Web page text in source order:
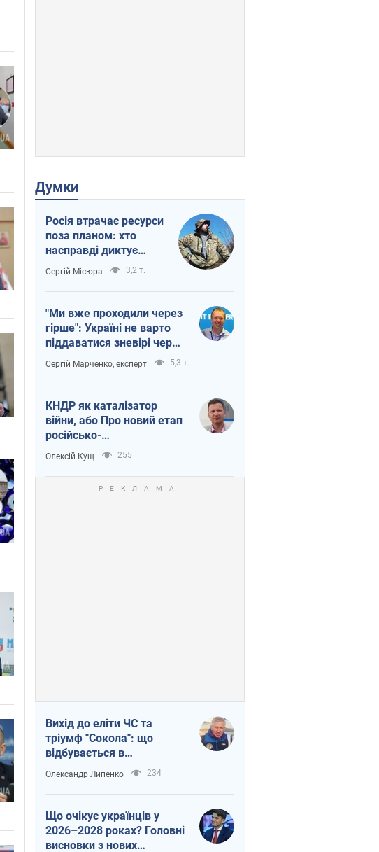
Думки
Росія втрачає ресурси
поза планом: хто
насправді диктує
темп війни
Сергій Місюра 3,2 т.
"Ми вже проходили через
гірше": Україні не варто
піддаватися зневірі через
ракетний терор
Сергій Марченко, експерт 5,3 т.
КНДР як каталізатор
війни, або Про новий етап
російсько-
північнокорейського
Олексій Кущ 255
Вихід до еліти ЧС та
тріумф "Сокола": що
відбувається в
українському хокеї
Олександр Липенко 234
Що очікує українців у
2026–2028 роках? Головні
висновки з нових